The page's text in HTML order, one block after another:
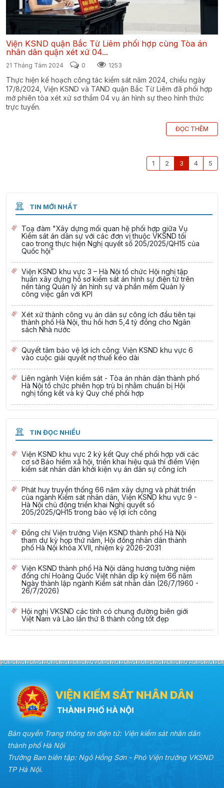
Viện KSND quận Bắc Từ Liêm phối hợp cùng Tòa án
nhân dân quận xét xử 04...
21 Tháng Tám 2024 0 1253
Thực hiện kế hoạch công tác kiểm sát năm 2024, chiều ngày
17/8/2024, Viện KSND và TAND quận Bắc Từ Liêm đã phối hợp
mở phiên tòa xét xử sơ thẩm 04 vụ án hình sự theo hình thức
trực tuyến.
ĐỌC THÊM
1 2 3 4 5
TIN MỚI NHẤT
Toạ đàm "Xây dựng mối quan hệ phối hợp giữa Vụ
Kiểm sát án dân sự với các đơn vị thuộc VKSND tối
cao trong thực hiện Nghị quyết số 205/2025/QH15 của
Quốc hội”
Viện KSND khu vực 3 – Hà Nội tổ chức Hội nghị tập
huấn xây dựng hồ sơ kiểm sát án hình sự điện tử trên
nền tảng Quản lý án hình sự và phần mềm Quản lý
công việc gắn với KPI
Xét xử thành công vụ án dân sự công ích đầu tiên tại
thành phố Hà Nội, thu hồi hơn 5,4 tỷ đồng cho Ngân
sách Nhà nước
Quyết tâm bảo vệ lợi ích công: Viện KSND khu vực 6
vào cuộc giải quyết nợ thuế kéo dài
Liên ngành Viện kiểm sát - Tòa án nhân dân thành phố
Hà Nội tổ chức phiên họp trù bị nhằm chuẩn bị Hội
nghị tổng kết và ký Quy chế phối hợp
TIN ĐỌC NHIỀU
Viện KSND khu vực 2 ký kết Quy chế phối hợp với các
cơ sở Bảo hiểm xã hội, triển khai hiệu quả thí điểm Viện
kiểm sát nhân dân khởi kiện vụ án dân sự công ích
Phát huy truyền thống 66 năm xây dựng và phát triển
của ngành Kiểm sát nhân dân, Viện KSND khu vực 9 -
Hà Nội chủ động triển khai Nghị quyết số
205/2025/QH15 trong bảo vệ lợi ích công
Đồng chí Viện trưởng Viện KSND thành phố Hà Nội
tham dự kỳ họp thứ năm, Hội đồng nhân dân thành
phố Hà Nội khóa XVII, nhiệm kỳ 2026-2031
Viện KSND thành phố Hà Nội dâng hương tưởng niệm
đồng chí Hoàng Quốc Việt nhân dịp kỷ niệm 66 năm
Ngày thành lập ngành Kiểm sát nhân dân (26/7/1960 -
26/7/2026)
Hội nghị VKSND các tỉnh có chung đường biên giới
Việt Nam và Lào lần thứ 8 thành công tốt đẹp
Bản quyền Trang thông tin điện tử: Viện kiểm sát nhân dân
thành phố Hà Nội
Trưởng Ban biên tập: Ngô Hồng Sơn - Phó Viện trưởng VKSND
TP Hà Nội.